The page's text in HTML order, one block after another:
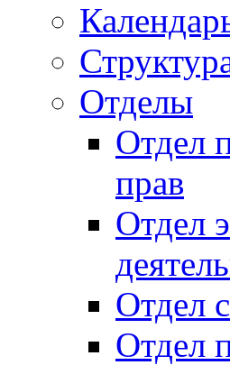
Отделы
Отдел
прав
Отдел
Отдел
Отдел